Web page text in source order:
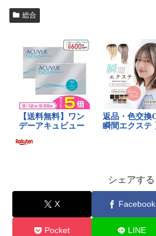
総合
シェアする
X Facebook
Pocket LINE